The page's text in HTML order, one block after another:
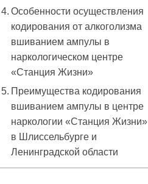
Особенности осуществления
кодирования от алкоголизма
вшиванием ампулы в
наркологическом центре
«Станция Жизни»
Преимущества кодирования
вшиванием ампулы в центре
наркологии «Станция Жизни»
в Шлиссельбурге и
Ленинградской области